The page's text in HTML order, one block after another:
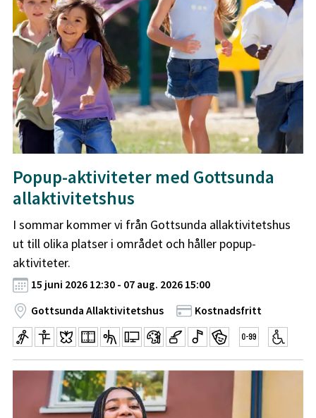
Popup-aktiviteter med Gottsunda
allaktivitetshus
I sommar kommer vi från Gottsunda allaktivitetshus
ut till olika platser i området och håller popup-
aktiviteter.
15 juni 2026 12:30 - 07 aug. 2026 15:00
Gottsunda Allaktivitetshus
Kostnadsfritt